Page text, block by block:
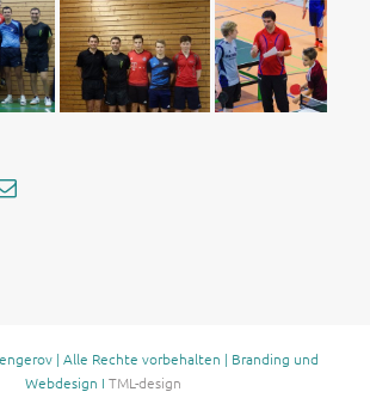
| Alle Rechte vorbehalten | Branding und
Webdesign I TML-design